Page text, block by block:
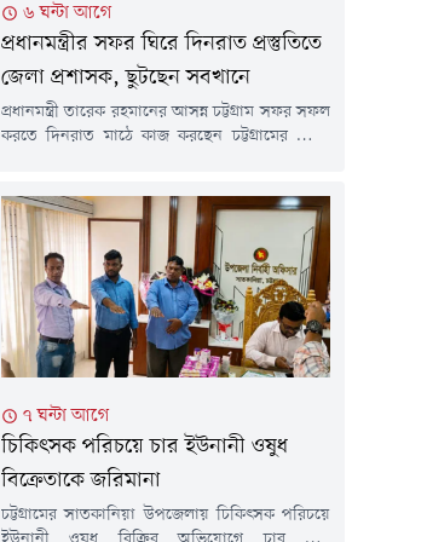
৬ ঘন্টা আগে
প্রধানমন্ত্রীর সফর ঘিরে দিনরাত প্রস্তুতিতে
জেলা প্রশাসক, ছুটছেন সবখানে
প্রধানমন্ত্রী তারেক রহমানের আসন্ন চট্টগ্রাম সফর সফল
করতে দিনরাত মাঠে কাজ করছেন চট্টগ্রামের জেলা
আমানত আন্তর্জাতিক বিমানবন্দরের প্রস্তুতি নিখুঁত
করতে প্রতিদিনই এক স্থান থেকে আরেক স্থানে ছুটে
বেড়াচ্ছেন তিনি।জেলা প্রশাসনের কর্মকর্তাদের
পাশাপাশি উপজেলা প্রশাসন, বিমানবন্দর কর্তৃপক্ষ,
আইনশৃঙ্খলা রক্ষাকারী বাহিনী,...
৭ ঘন্টা আগে
চিকিৎসক পরিচয়ে চার ইউনানী ওষুধ
বিক্রেতাকে জরিমানা
চট্টগ্রামের সাতকানিয়া উপজেলায় চিকিৎসক পরিচয়ে